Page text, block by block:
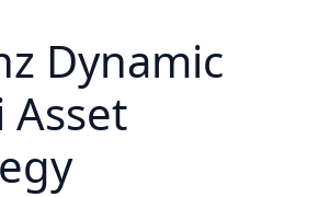
Dynamic